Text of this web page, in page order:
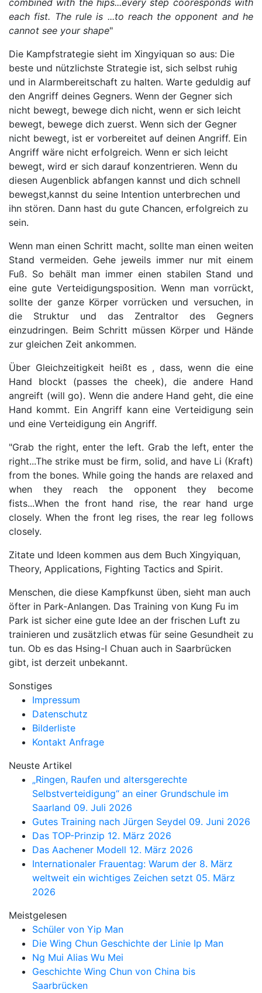
combined with the hips...every step cooresponds with
each fist. The rule is ...to reach the opponent and he
cannot see your shape"
Die Kampfstrategie sieht im Xingyiquan so aus: Die
beste und nützlichste Strategie ist, sich selbst ruhig
und in Alarmbereitschaft zu halten. Warte geduldig auf
den Angriff deines Gegners. Wenn der Gegner sich
nicht bewegt, bewege dich nicht, wenn er sich leicht
bewegt, bewege dich zuerst. Wenn sich der Gegner
nicht bewegt, ist er vorbereitet auf deinen Angriff. Ein
Angriff wäre nicht erfolgreich. Wenn er sich leicht
bewegt, wird er sich darauf konzentrieren. Wenn du
diesen Augenblick abfangen kannst und dich schnell
bewegst,kannst du seine Intention unterbrechen und
ihn stören. Dann hast du gute Chancen, erfolgreich zu
sein.
Wenn man einen Schritt macht, sollte man einen weiten
Stand vermeiden. Gehe jeweils immer nur mit einem
Fuß. So behält man immer einen stabilen Stand und
eine gute Verteidigungsposition. Wenn man vorrückt,
sollte der ganze Körper vorrücken und versuchen, in
die Struktur und das Zentraltor des Gegners
einzudringen. Beim Schritt müssen Körper und Hände
zur gleichen Zeit ankommen.
Über Gleichzeitigkeit heißt es , dass, wenn die eine
Hand blockt (passes the cheek), die andere Hand
angreift (will go). Wenn die andere Hand geht, die eine
Hand kommt. Ein Angriff kann eine Verteidigung sein
und eine Verteidigung ein Angriff.
"Grab the right, enter the left. Grab the left, enter the
right...The strike must be firm, solid, and have Li (Kraft)
from the bones. While going the hands are relaxed and
when they reach the opponent they become
fists...When the front hand rise, the rear hand urge
closely. When the front leg rises, the rear leg follows
closely.
Zitate und Ideen kommen aus dem Buch Xingyiquan,
Theory, Applications, Fighting Tactics and Spirit.
Menschen, die diese Kampfkunst üben, sieht man auch
öfter in Park-Anlangen. Das Training von Kung Fu im
Park ist sicher eine gute Idee an der frischen Luft zu
trainieren und zusätzlich etwas für seine Gesundheit zu
tun. Ob es das Hsing-I Chuan auch in Saarbrücken
gibt, ist derzeit unbekannt.
Sonstiges
Impressum
Datenschutz
Bilderliste
Kontakt Anfrage
Neuste Artikel
„Ringen, Raufen und altersgerechte
Selbstverteidigung“ an einer Grundschule im
Saarland 09. Juli 2026
Gutes Training nach Jürgen Seydel 09. Juni 2026
Das TOP-Prinzip 12. März 2026
Das Aachener Modell 12. März 2026
Internationaler Frauentag: Warum der 8. März
weltweit ein wichtiges Zeichen setzt 05. März
2026
Meistgelesen
Schüler von Yip Man
Die Wing Chun Geschichte der Linie Ip Man
Ng Mui Alias Wu Mei
Geschichte Wing Chun von China bis
Saarbrücken